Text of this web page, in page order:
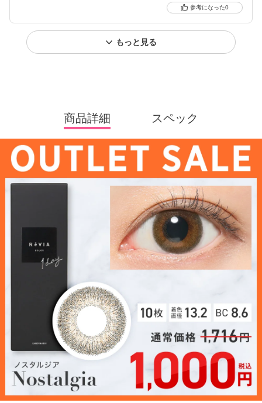
0
もっと見る
商品詳細 スペック